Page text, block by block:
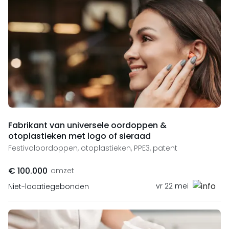
Fabrikant van universele oordoppen &
otoplastieken met logo of sieraad
Festivaloordoppen, otoplastieken, PPE3, patent
€ 100.000 omzet
Niet-locatiegebonden
vr 22 mei